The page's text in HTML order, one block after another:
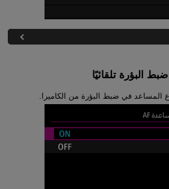
البؤرة تلقائيًا
المساعد في ضبط البؤرة من الكاميرا.